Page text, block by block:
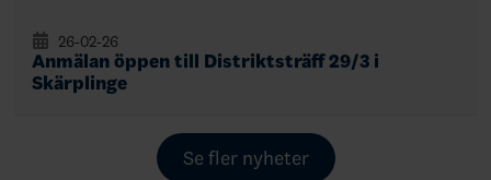
Anmälan öppen till Distriktsträff 29/3 i
Skärplinge
26-02-26
Se fler nyheter